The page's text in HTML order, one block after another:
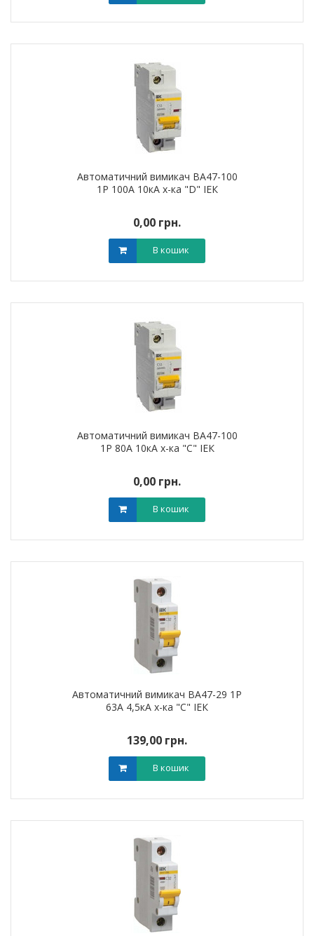
Автоматичний вимикач ВА47-100
1Р 100А 10кА х-ка "D" ІЕК
0,00 грн.
В кошик
Автоматичний вимикач ВА47-100
1Р 80А 10кА х-ка "С" ІЕК
0,00 грн.
В кошик
Автоматичний вимикач ВА47-29 1Р
63А 4,5кА х-ка "С" ІЕК
139,00 грн.
В кошик